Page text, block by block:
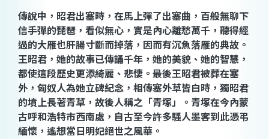
傳說中，昭君出塞時，在馬上彈了出塞曲，百般無聊下
信手彈的琵琶，看似無心，實是內心離愁萬千，聽得經
過的大雁也肝腸寸斷而掉落，因而有沉魚落雁的典故。
王昭君，她的故事已傳誦千年，她的美貌、她的智慧，
都使這段歷史更添綺麗、悲悽。最後王昭君被葬在塞
外，匈奴人為她立碑紀念，相傳塞外草皆白時，獨昭君
的墳上長著青草，故後人稱之「青塚」。青塚在今內蒙
古呼和浩特市西南處，自古至今許多騷人墨客到此憑弔
緬懷，遙想當日明妃絕世之風華。